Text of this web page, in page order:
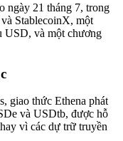
ngày 21 tháng 7, trong
StablecoinX, một
USD, và một chương
giao thức Ethena phát
và USDtb, được hỗ
vì các dự trữ truyền